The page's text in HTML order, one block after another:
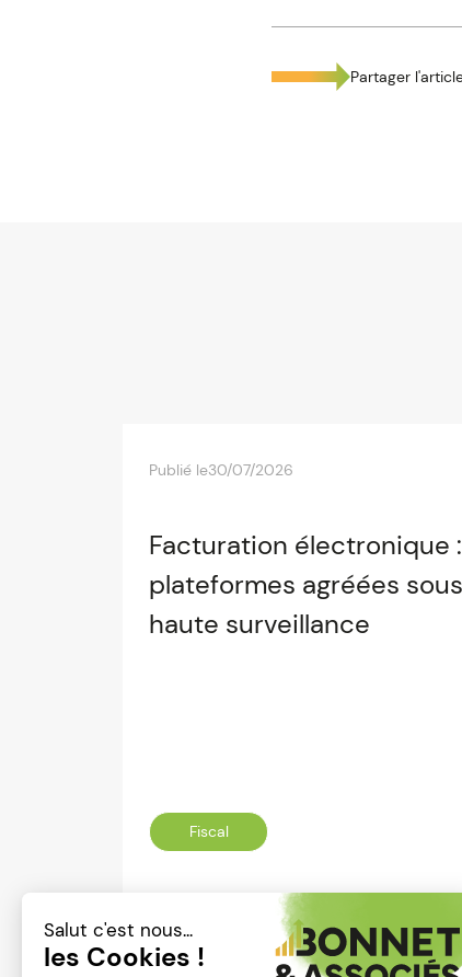
Partager
Publié le30/07/2026
Facturation électronique
plateformes agréées sous
haute surveillance
Fiscal